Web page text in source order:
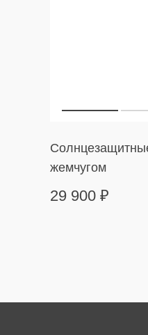
жемчугом
29 900 ₽